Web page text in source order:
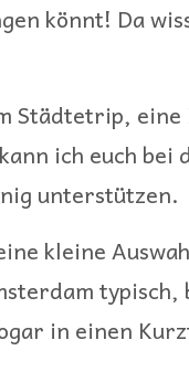
könnt! Da
Städtetrip,
ich euch bei
unterstützen.
kleine
typisch,
in einen